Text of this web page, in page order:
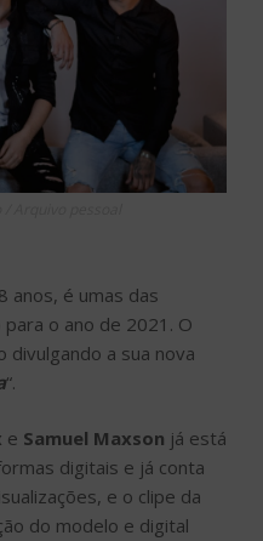
anos, é umas das
o ano de 2021. O
divulgando a sua nova
“.
e Samuel Maxson já está
digitais e já conta
e o clipe da
do modelo e digital